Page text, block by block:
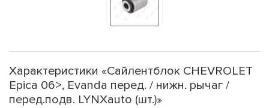
Характеристики «Сайлентблок CHEVROLET
Epica 06>, Evanda перед. / нижн. рычаг /
перед.подв. LYNXauto (шт.)»